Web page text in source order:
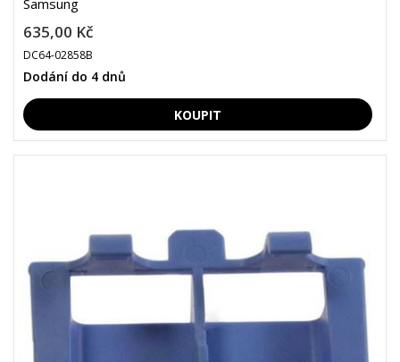
Samsung
635,00 Kč
DC64-02858B
Dodání do 4 dnů